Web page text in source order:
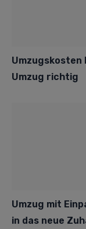
Umzugskosten
Umzug richtig
Umzug mit
in das neue